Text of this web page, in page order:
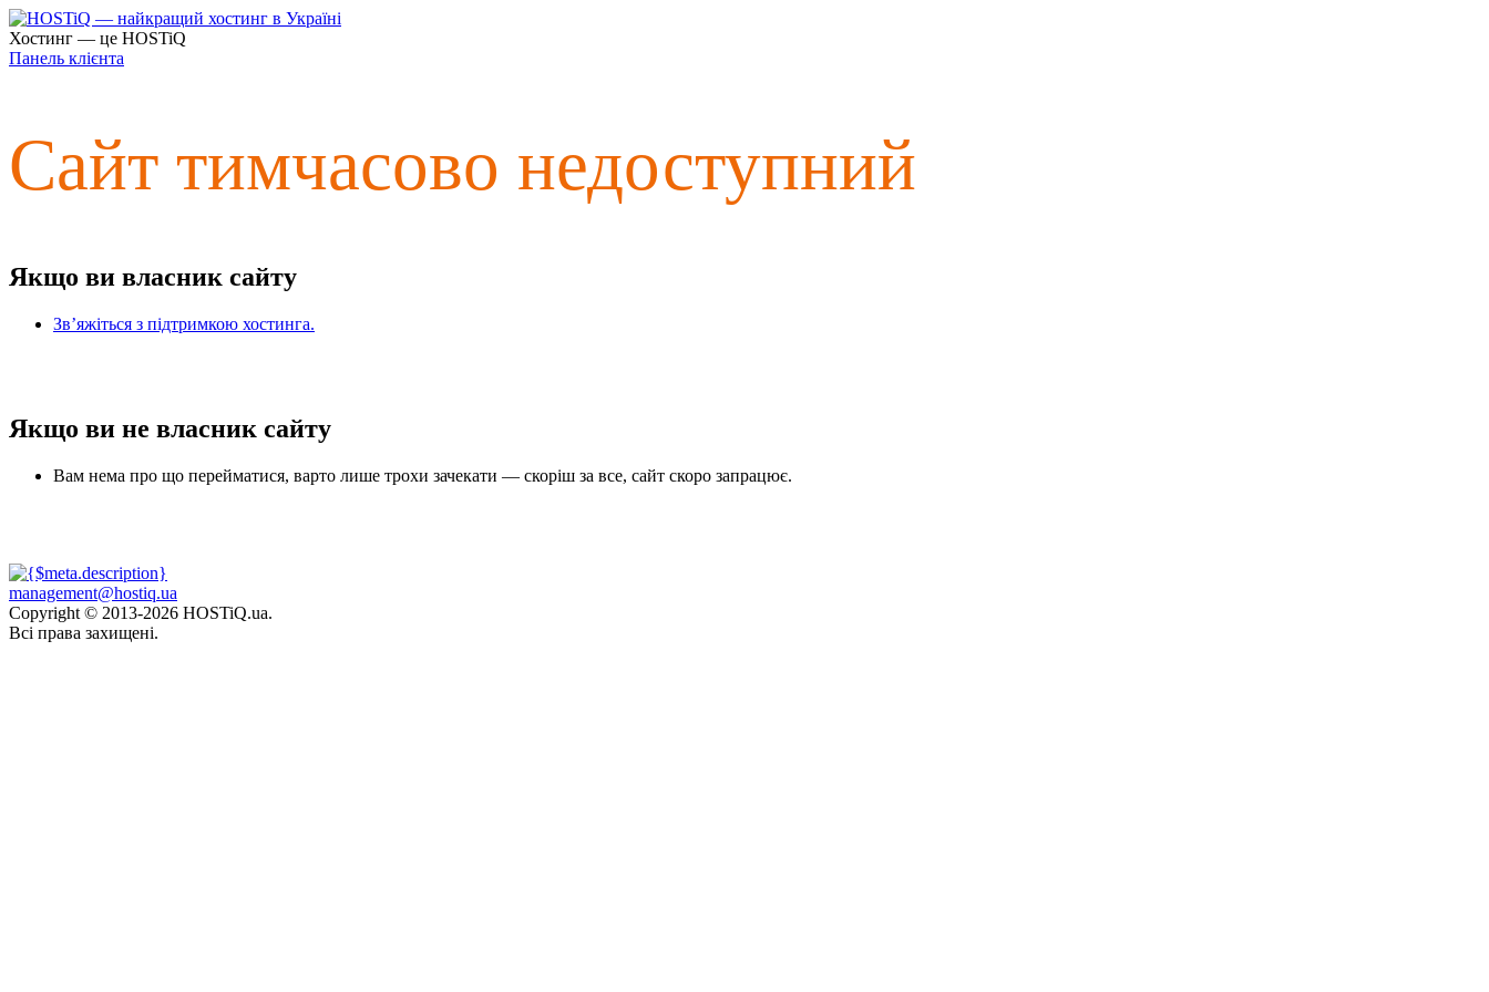
Хостинг — це HOSTiQ
Панель клієнта
Сайт тимчасово недоступний
Якщо ви власник сайту
Зв’яжіться з підтримкою хостинга.
Якщо ви не власник сайту
Вам нема про що перейматися, варто лише трохи зачекати — скоріш за все, сайт скоро запрацює.
management@hostiq.ua
Copyright © 2013-2026 HOSTiQ.ua.
Всі права захищені.